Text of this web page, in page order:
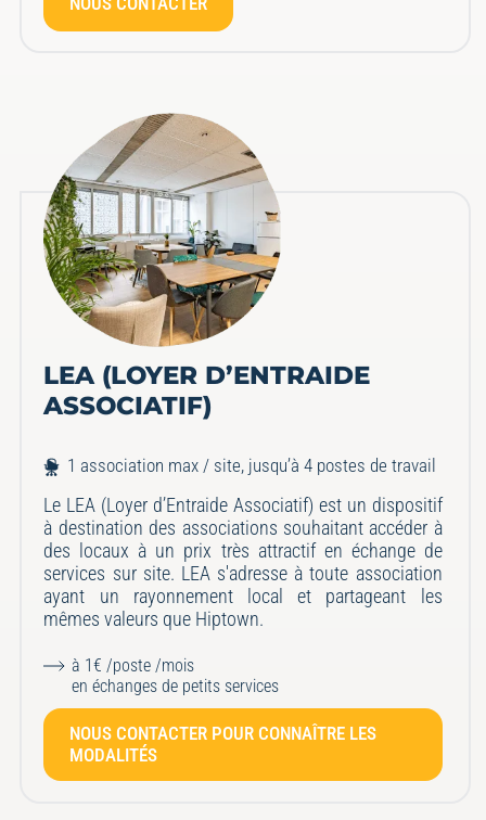
LEA (LOYER D’ENTRAIDE
ASSOCIATIF)
1 association max / site, jusqu’à 4 postes de travail
Le LEA (Loyer d’Entraide Associatif) est un dispositif
à destination des associations souhaitant accéder à
des locaux à un prix très attractif en échange de
services sur site. LEA s'adresse à toute association
ayant un rayonnement local et partageant les
mêmes valeurs que Hiptown.
à 1€ /poste /mois
en échanges de petits services
NOUS CONTACTER POUR CONNAÎTRE LES
MODALITÉS